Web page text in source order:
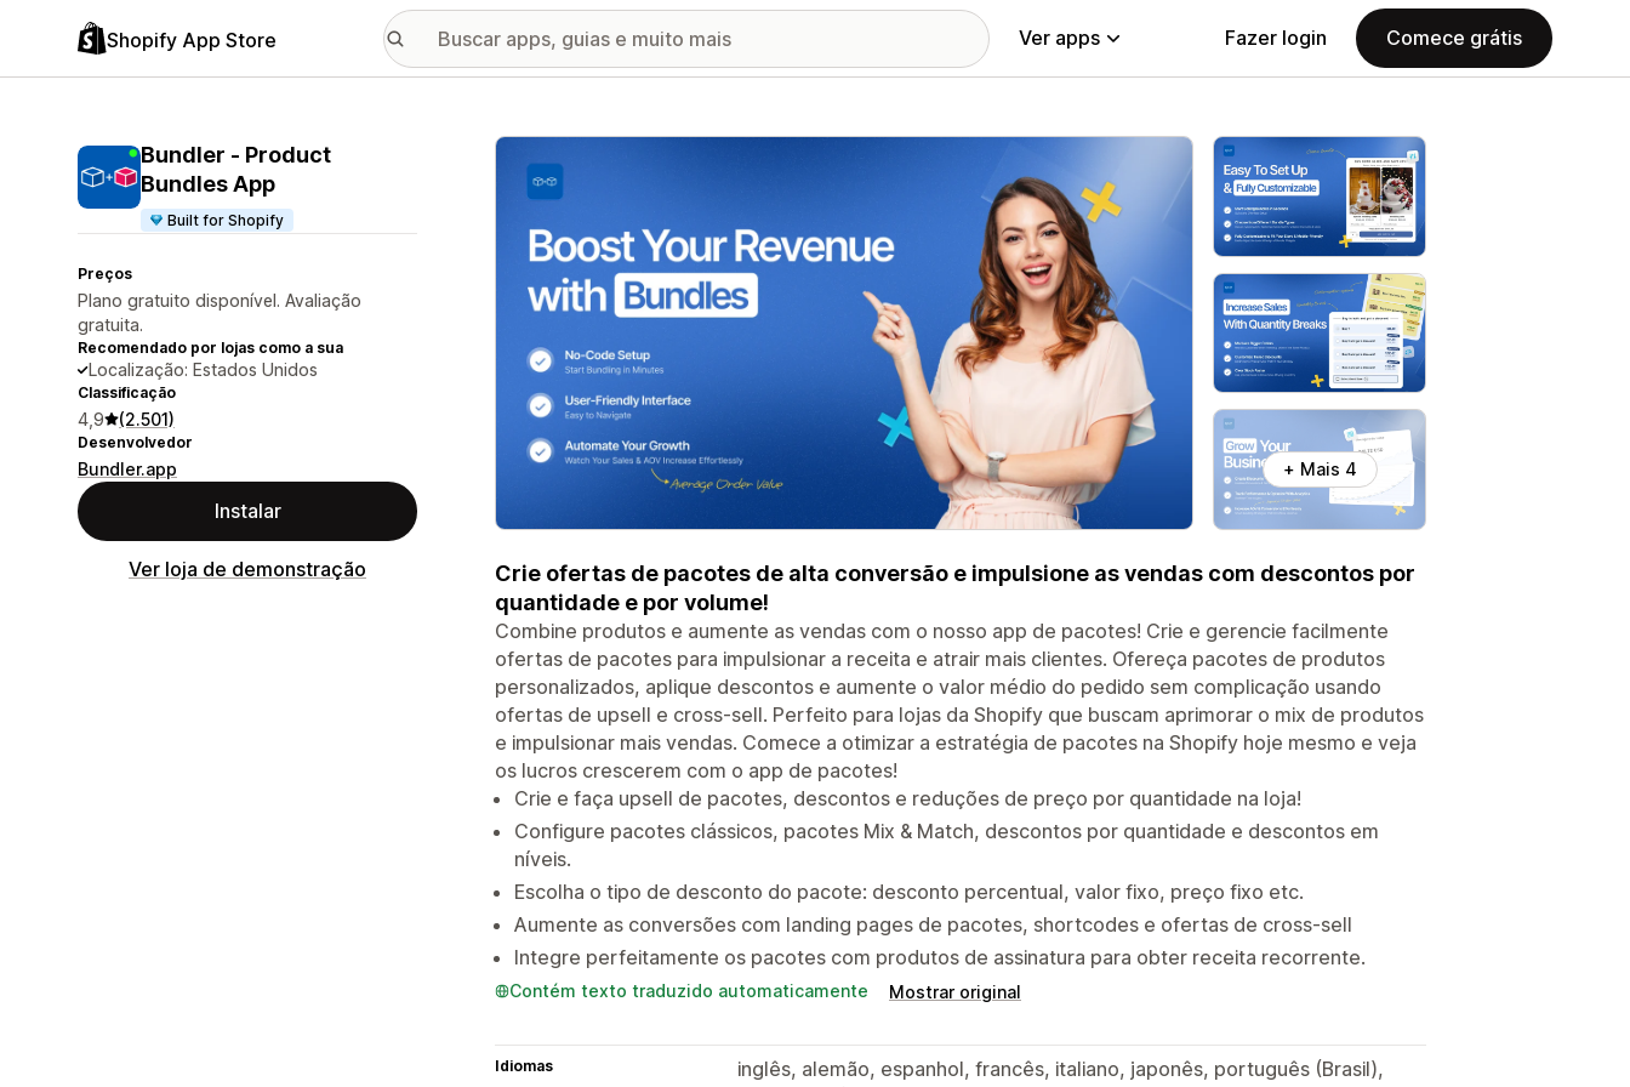
Shopify App Store Ver apps Fazer login Comece grátis
Bundler ‑ Product
Bundles App
Built for Shopify
Preços
Plano gratuito disponível. Avaliação
gratuita.
Recomendado por lojas como a sua
Localização: Estados Unidos
Classificação
4,9 (2.501)
Desenvolvedor
Bundler.app
Instalar
Ver loja de demonstração
Galeria de imagens em destaque
+ Mais 4
Crie ofertas de pacotes de alta conversão e impulsione as vendas com descontos por
quantidade e por volume!
Combine produtos e aumente as vendas com o nosso app de pacotes! Crie e gerencie facilmente
ofertas de pacotes para impulsionar a receita e atrair mais clientes. Ofereça pacotes de produtos
personalizados, aplique descontos e aumente o valor médio do pedido sem complicação usando
ofertas de upsell e cross-sell. Perfeito para lojas da Shopify que buscam aprimorar o mix de produtos
e impulsionar mais vendas. Comece a otimizar a estratégia de pacotes na Shopify hoje mesmo e veja
os lucros crescerem com o app de pacotes!
Crie e faça upsell de pacotes, descontos e reduções de preço por quantidade na loja!
Configure pacotes clássicos, pacotes Mix & Match, descontos por quantidade e descontos em
níveis.
Escolha o tipo de desconto do pacote: desconto percentual, valor fixo, preço fixo etc.
Aumente as conversões com landing pages de pacotes, shortcodes e ofertas de cross-sell
Integre perfeitamente os pacotes com produtos de assinatura para obter receita recorrente.
Contém texto traduzido automaticamente Mostrar original
Idiomas
inglês, alemão, espanhol, francês, italiano, japonês, português (Brasil),